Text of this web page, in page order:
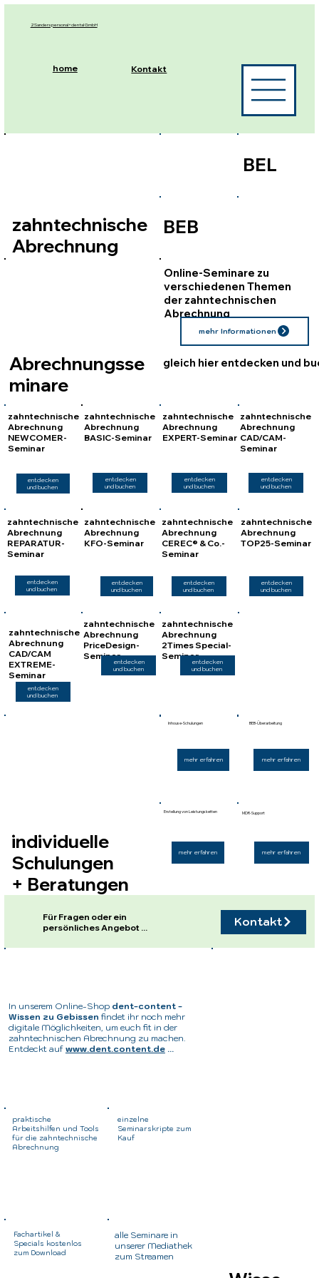
2Sanders personal+dental GmbH
Kontakt
home
zahntechnische
Abrechnung
BEL
BEB
Abrechnungsse
minare
Online-Seminare zu
verschiedenen Themen
der zahntechnischen
Abrechnung
mehr Informationen
gleich hier entdecken und
zahntechnische
Abrechnung
NEWCOMER-
Seminar
entdecken
und buchen
zahntechnische
Abrechnung
BASIC-Seminar
entdecken
und buchen
zahntechnische
Abrechnung
EXPERT-Seminar
entdecken
und buchen
zahntechnische
Abrechnung
CAD/CAM-
Seminar
entdecken
und buchen
zahntechnische
Abrechnung
REPARATUR-
Seminar
entdecken
und buchen
zahntechnische
Abrechnung
KFO-Seminar
entdecken
und buchen
zahntechnische
Abrechnung
CEREC® & Co.-
Seminar
entdecken
und buchen
zahntechnische
Abrechnung
TOP25-Seminar
entdecken
und buchen
zahntechnische
Abrechnung
CAD/CAM
EXTREME-
Seminar
entdecken
und buchen
zahntechnische
Abrechnung
PriceDesign-
Seminar
entdecken
und buchen
zahntechnische
Abrechnung
2Times Special-
Seminar
entdecken
und buchen
individuelle
Schulungen
+ Beratungen
Inhouse-Schulungen
mehr erfahren
BEB-Überarbeitung
mehr erfahren
Erstellung von Leistungsketten
mehr erfahren
MDR-Support
mehr erfahren
Für Fragen oder ein
persönliches Angebot ...
Kontakt
In unserem Online-Shop dent-content -
Wissen zu Gebissen findet ihr noch mehr
digitale Möglichkeiten, um euch fit in der
zahntechnischen Abrechnung zu machen.
Entdeckt auf www.dent.content.de...
praktische
Arbeitshilfen und Tools
für die zahntechnische
Abrechnung
einzelne
Seminarskripte zum
Kauf
Fachartikel &
Specials kostenlos
zum Download
alle Seminare in
unserer Mediathek
zum Streamen